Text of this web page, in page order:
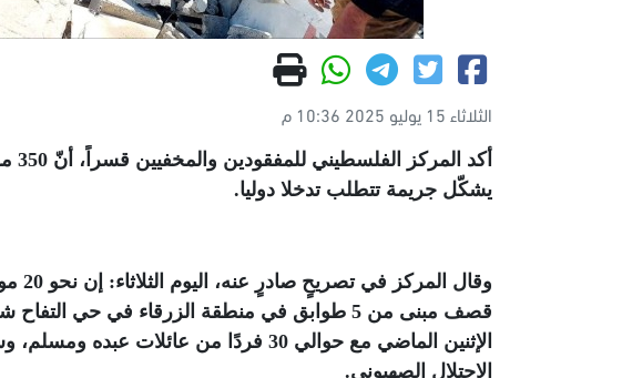
الثلاثاء 15 يوليو 2025 10:36 م
يشكّل جريمة تتطلب تدخلا دوليا.
قصف مبنى من 5 طوابق في منطقة الزرقاء في حي
الإثنين الماضي مع حوالي 30 فردًا من
الاحتلال الصهيوني.